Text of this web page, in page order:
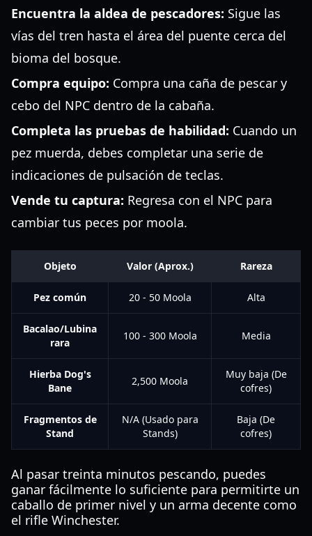
Encuentra la aldea de pescadores: Sigue las
vías del tren hasta el área del puente cerca del
bioma del bosque.
Compra equipo: Compra una caña de pescar y
cebo del NPC dentro de la cabaña.
Completa las pruebas de habilidad: Cuando un
pez muerda, debes completar una serie de
indicaciones de pulsación de teclas.
Vende tu captura: Regresa con el NPC para
cambiar tus peces por moola.
Objeto Valor (Aprox.) Rareza
Pez común 20 - 50 Moola Alta
Bacalao/Lubina
rara
100 - 300 Moola Media
Hierba Dog's
Bane
2,500 Moola
Muy baja (De
cofres)
Fragmentos de
Stand
N/A (Usado para
Stands)
Baja (De
cofres)
Al pasar treinta minutos pescando, puedes
ganar fácilmente lo suficiente para permitirte un
caballo de primer nivel y un arma decente como
el rifle Winchester.